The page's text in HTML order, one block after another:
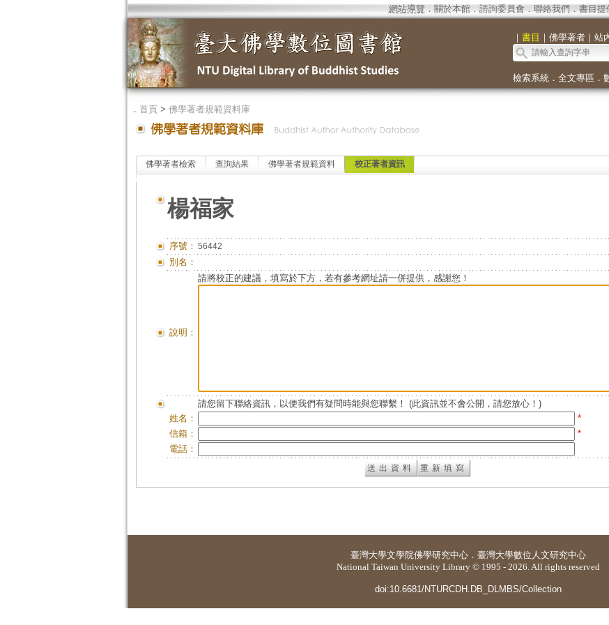
網站導覽 ． 關於本館． 諮詢委員會． 聯絡我們 ． 書目提
｜ 書目 ｜ 佛學著者｜ 站
檢索系統． 全文專區 ．
． 首頁> 佛學著者規範資料庫
佛學著者檢索 查詢結果 佛學著者規範資料 校正著者資訊
楊福家
序號： 56442
別名：
說明：
請將校正的建議，填寫於下方，若有參考網址請一併提供，感謝您！
請您留下聯絡資訊，以便我們有疑問時能與您聯繫！ (此資訊並不會公開，請您放心！)
姓名：
*
信箱：
*
電話：
臺灣大學文學院佛學研究中心 ． 臺灣大學數位人文研究中心
National Taiwan University Library © 1995 - 2026. All rights reserved
doi:10.6681/NTURCDH.DB_DLMBS/Collection